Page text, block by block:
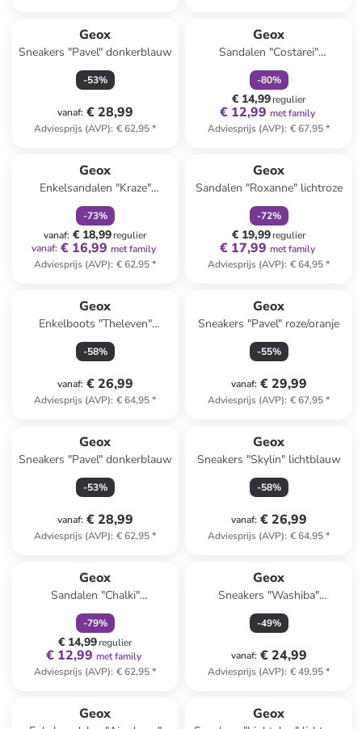
Geox
Sneakers "Pavel" donkerblauw
-53%
vanaf: € 28,99
Adviesprijs (AVP): € 62,95*
Geox
Sandalen "Costarei"
wit/zilverkleurig
-80%
€ 14,99regulier
€ 12,99 met family
Adviesprijs (AVP): € 67,95*
Geox
Enkelsandalen "Kraze"
donkerblauw/oranje
-73%
vanaf: € 18,99regulier
vanaf: € 16,99 met family
Adviesprijs (AVP): € 62,95*
Geox
Sandalen "Roxanne" lichtroze
-72%
€ 19,99regulier
€ 17,99 met family
Adviesprijs (AVP): € 64,95*
Geox
Enkelboots "Theleven"
lichtbruin
-58%
vanaf: € 26,99
Adviesprijs (AVP): € 64,95*
Geox
Sneakers "Pavel" roze/oranje
-55%
vanaf: € 29,99
Adviesprijs (AVP): € 67,95*
Geox
Sneakers "Pavel" donkerblauw
-53%
vanaf: € 28,99
Adviesprijs (AVP): € 62,95*
Geox
Sneakers "Skylin" lichtblauw
-58%
vanaf: € 26,99
Adviesprijs (AVP): € 64,95*
Geox
Sandalen "Chalki"
donkerblauw
-79%
€ 14,99regulier
€ 12,99 met family
Adviesprijs (AVP): € 62,95*
Geox
Sneakers "Washiba"
zwart/blauw
-49%
vanaf: € 24,99
Adviesprijs (AVP): € 49,95*
Geox Geox